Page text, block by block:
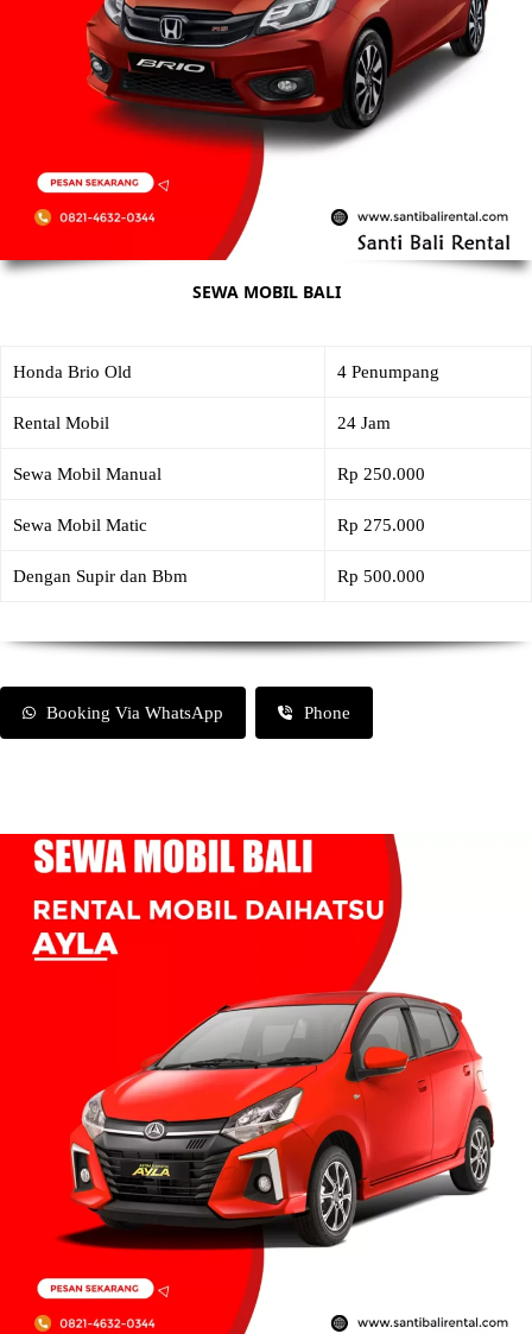
SEWA MOBIL BALI
Honda Brio Old 4 Penumpang
Rental Mobil 24 Jam
Sewa Mobil Manual Rp 250.000
Sewa Mobil Matic Rp 275.000
Dengan Supir dan Bbm Rp 500.000
Booking Via WhatsApp Phone